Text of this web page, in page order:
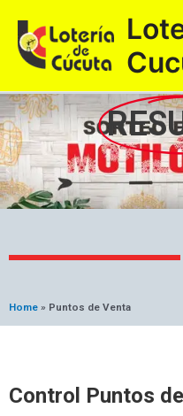
contenido
Home » Puntos de Venta
Control Puntos